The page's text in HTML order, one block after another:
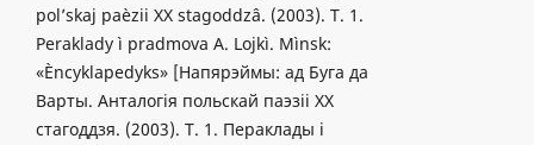
pol’skaj paèzii XX stagoddzâ. (2003). T. 1.
Peraklady ì pradmova A. Lojkì. Mìnsk:
«Èncyklapedyks» [Напярэймы: ад Буга да
Варты. Анталогiя польскай паэзii ХХ
стагоддзя. (2003). Т. 1. Пераклады і